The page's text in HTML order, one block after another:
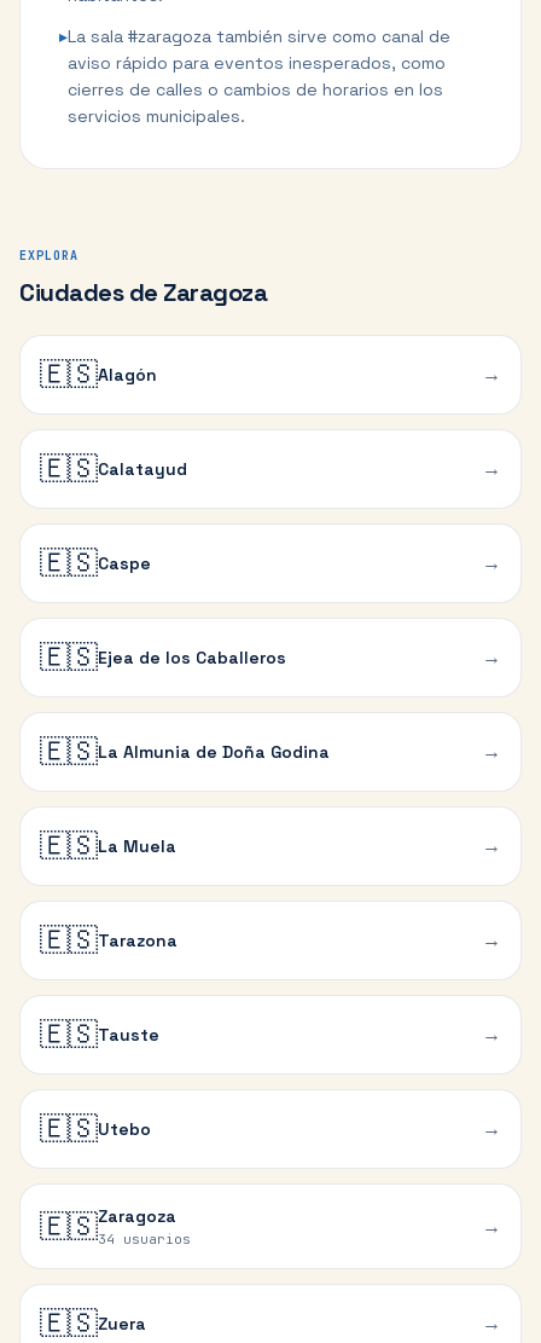
▸La sala #zaragoza también sirve como canal de
aviso rápido para eventos inesperados, como
cierres de calles o cambios de horarios en los
servicios municipales.
EXPLORA
Ciudades de Zaragoza
🇪🇸Alagón →
🇪🇸Calatayud →
🇪🇸Caspe →
🇪🇸Ejea de los Caballeros →
🇪🇸La Almunia de Doña Godina →
🇪🇸La Muela →
🇪🇸Tarazona →
🇪🇸Tauste →
🇪🇸Utebo →
🇪🇸Zaragoza
34 usuarios
→
🇪🇸Zuera →